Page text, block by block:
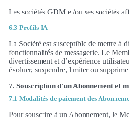
Les sociétés GDM et/ou ses sociétés
6.3 Profils IA
La Société est susceptible de mettre à
fonctionnalités de messagerie. Le
divertissement et d’expérience
évoluer, suspendre, limiter ou
7. Souscription d’un Abonnement et
7.1 Modalités de paiement des
Pour souscrire à un Abonnement, le